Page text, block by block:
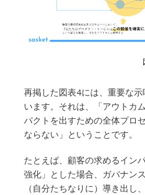
再掲した図表4には、重要な
います。それは、「アウトカ
パクトを出すための全体プロ
ならない」ということです。
たとえば、顧客の求めるイン
強化」とした場合、ガバナン
（自分たちなりに）導き出し